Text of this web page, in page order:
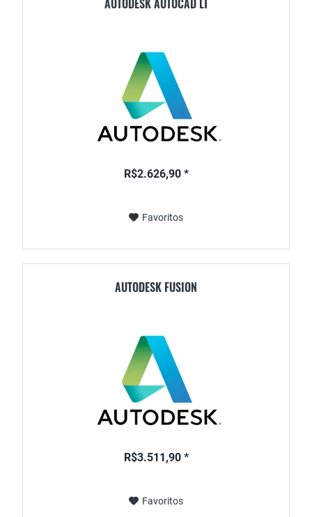
AUTODESK AUTOCAD LT
R$2.626,90 *
Favoritos
AUTODESK FUSION
R$3.511,90 *
Favoritos